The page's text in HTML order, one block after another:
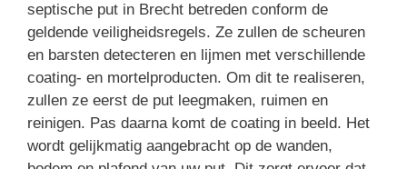
septische put in Brecht betreden conform de
geldende veiligheidsregels. Ze zullen de scheuren
en barsten detecteren en lijmen met verschillende
coating- en mortelproducten. Om dit te realiseren,
zullen ze eerst de put leegmaken, ruimen en
reinigen. Pas daarna komt de coating in beeld. Het
wordt gelijkmatig aangebracht op de wanden,